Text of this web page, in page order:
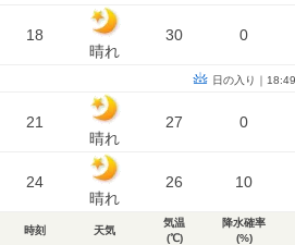
18
晴れ
30 0
日の入り｜18:49
21
晴れ
27 0
24
晴れ
26 10
時刻 天気
気温
(℃)
降水確率
(%)